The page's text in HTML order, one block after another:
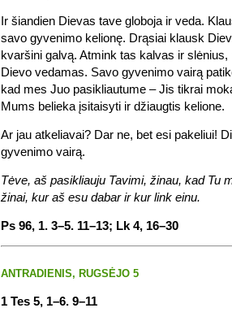
Ir šiandien Dievas tave globoja ir veda.
savo gyvenimo kelionę. Drąsiai klausk
kvaršini galvą. Atmink tas kalvas ir
Dievo vedamas. Savo gyvenimo vairą
kad mes Juo pasikliautume – Jis tikrai
Mums belieka įsitaisyti ir džiaugtis kelione.
Ar jau atkeliavai? Dar ne, bet esi pakeliui!
gyvenimo vairą.
Tėve, aš pasikliauju Tavimi, žinau, kad Tu
žinai, kur aš esu dabar ir kur link einu.
Ps 96, 1. 3–5. 11–13; Lk 4, 16–30
ANTRADIENIS, RUGSĖJO 5
1 Tes 5, 1–6. 9–11